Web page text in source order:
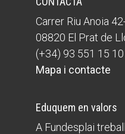
Carrer Riu Anoia
08820 El Prat de
(+34) 93 551 15 10
Mapa i contacte
Eduquem en valors
A Fundesplai